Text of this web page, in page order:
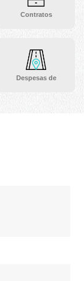
Contratos
Despesas de